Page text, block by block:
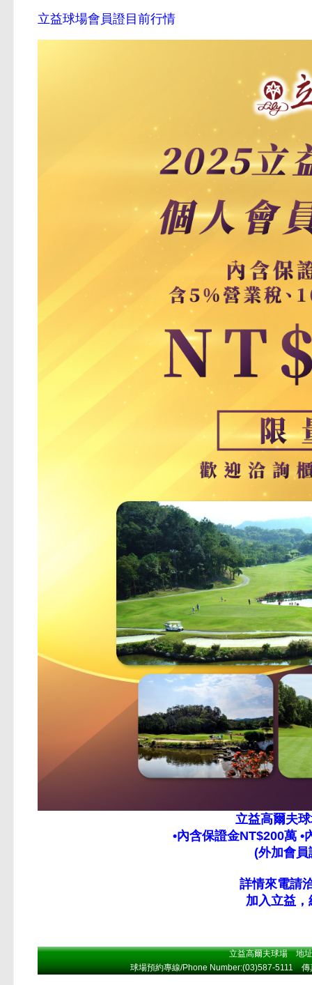
立益球場會員證目前行情
立益高爾夫
•內含保證金NT$200萬 •
(外加會員
詳情來電請
加入立益
立益高爾夫球場 地
球場預約專線/Phone Number:(03)587-5111